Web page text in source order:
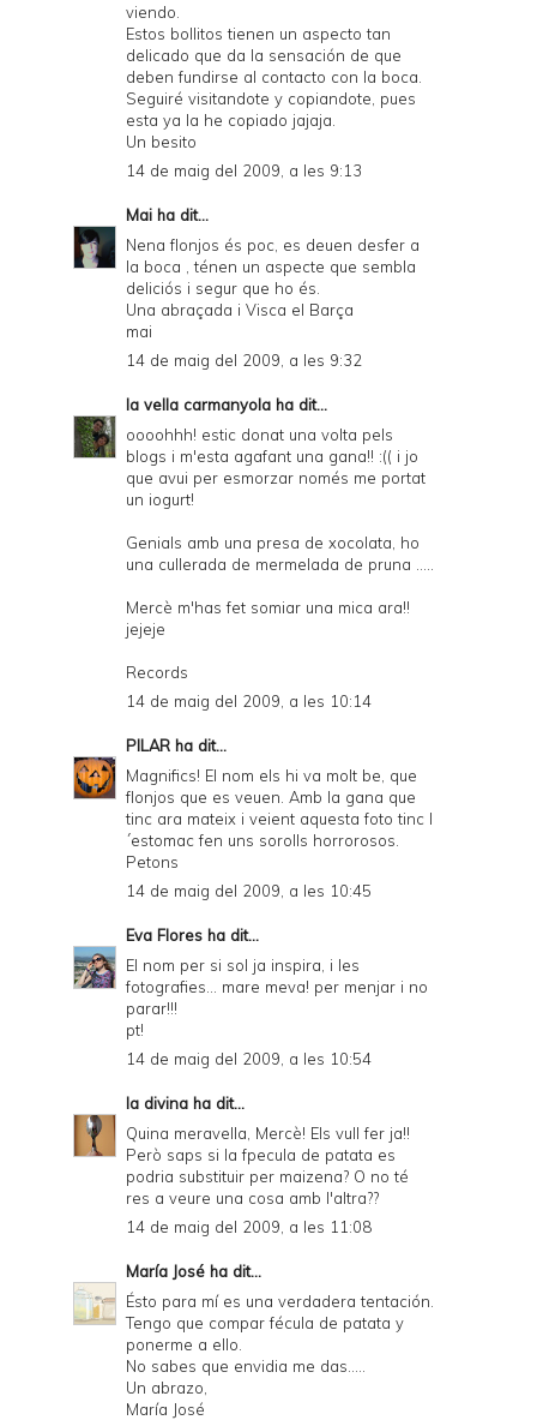
viendo.
Estos bollitos tienen un aspecto tan
delicado que da la sensación de que
deben fundirse al contacto con la boca.
Seguiré visitandote y copiandote, pues
esta ya la he copiado jajaja.
Un besito
14 de maig del 2009, a les 9:13
Mai ha dit...
Nena flonjos és poc, es deuen desfer a
la boca , ténen un aspecte que sembla
deliciós i segur que ho és.
Una abraçada i Visca el Barça
mai
14 de maig del 2009, a les 9:32
la vella carmanyola ha dit...
oooohhh! estic donat una volta pels
blogs i m'esta agafant una gana!! :(( i jo
que avui per esmorzar només me portat
un iogurt!
Genials amb una presa de xocolata, ho
una cullerada de mermelada de pruna .....
Mercè m'has fet somiar una mica ara!!
jejeje
Records
14 de maig del 2009, a les 10:14
PILAR ha dit...
Magnifics! El nom els hi va molt be, que
flonjos que es veuen. Amb la gana que
tinc ara mateix i veient aquesta foto tinc l
´estomac fen uns sorolls horrorosos.
Petons
14 de maig del 2009, a les 10:45
Eva Flores ha dit...
El nom per si sol ja inspira, i les
fotografies... mare meva! per menjar i no
parar!!!
pt!
14 de maig del 2009, a les 10:54
la divina ha dit...
Quina meravella, Mercè! Els vull fer ja!!
Però saps si la fpecula de patata es
podria substituir per maizena? O no té
res a veure una cosa amb l'altra??
14 de maig del 2009, a les 11:08
María José ha dit...
Ésto para mí es una verdadera tentación.
Tengo que compar fécula de patata y
ponerme a ello.
No sabes que envidia me das.....
Un abrazo,
María José